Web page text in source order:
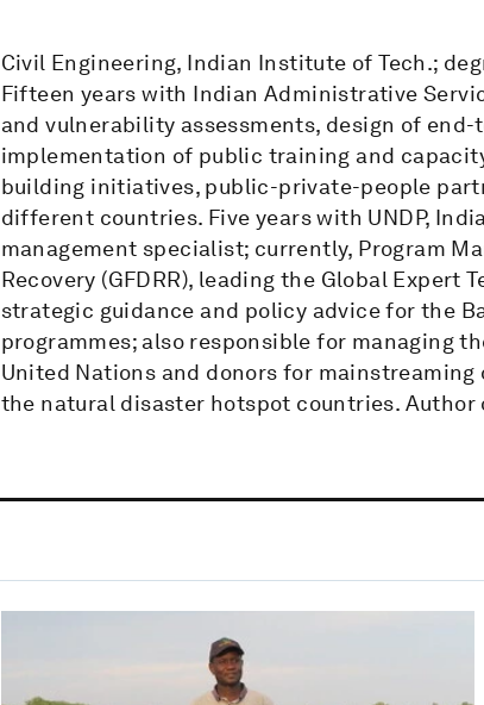
Civil Engineering, Indian Institute of Tech.;
Fifteen years with Indian Administrative
and vulnerability assessments, design of
implementation of public training and
building initiatives, public-private-people
different countries. Five years with UNDP,
management specialist; currently, Program
Recovery (GFDRR), leading the Global Expert
strategic guidance and policy advice for the
programmes; also responsible for managing
United Nations and donors for
the natural disaster hotspot countries.